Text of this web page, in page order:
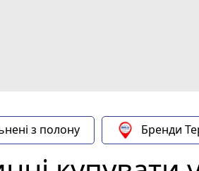
з полону Бренди